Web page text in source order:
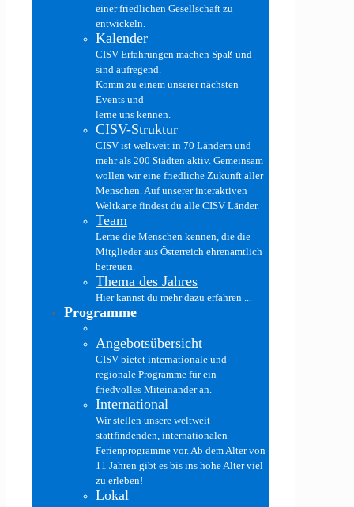
einer friedlichen Gesellschaft zu
entwickeln.
Kalender
CISV Erfahrungen machen Spaß und
sind aufregend.
Komm zu einem unserer nächsten
Events und
lerne uns kennen.
CISV-Struktur
CISV ist weltweit in 70 Ländern und
mehr als 200 Städten aktiv. Gemeinsam
wollen wir eine friedliche Zukunft aller
Menschen. Auf unserer interaktiven
Weltkarte findest du alle CISV Länder.
Team
Lerne die Menschen kennen, die die
Mitglieder aus Österreich ehrenamtlich
betreuen.
Thema des Jahres
Hier kannst du mehr dazu erfahren ...
Programme
Angebotsübersicht
CISV bietet internationale und
regionale Programme für ein
friedvolles Miteinander an.
International
Wir stellen unsere weltweit
stattfindenden, internationalen
Ferienprogramme vor. Ab dem Alter von
11 Jahren gibt es bis ins hohe Alter viel
zu erleben!
Lokal